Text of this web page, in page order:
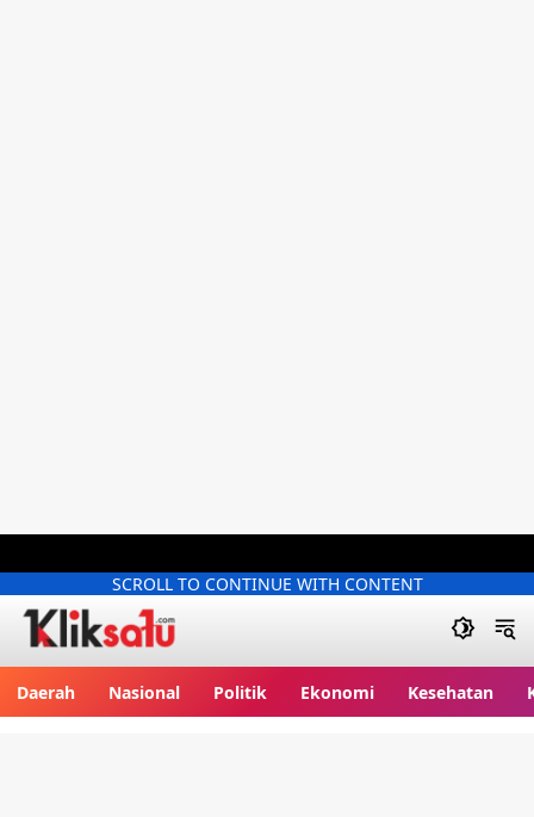
SCROLL TO CONTINUE WITH CONTENT
Daerah Nasional Politik Ekonomi Kesehatan